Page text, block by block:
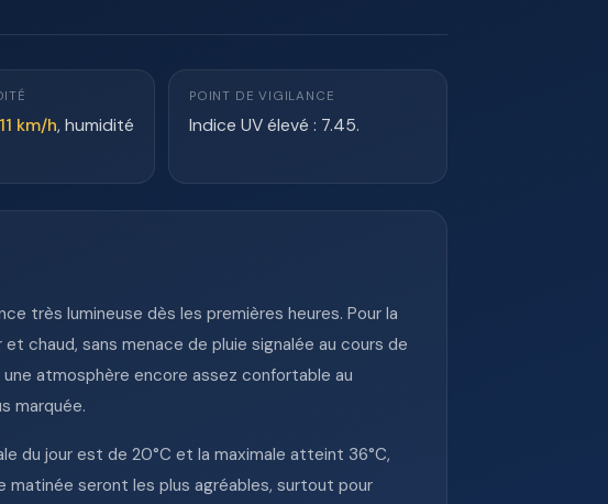
11 km/h, humidité
POINT DE VIGILANCE
Indice UV élevé : 7.45.
très lumineuse dès les premières heures. Pour la
chaud, sans menace de pluie signalée au cours de
atmosphère encore assez confortable au
marquée.
du jour est de 20°C et la maximale atteint 36°C,
seront les plus agréables, surtout pour